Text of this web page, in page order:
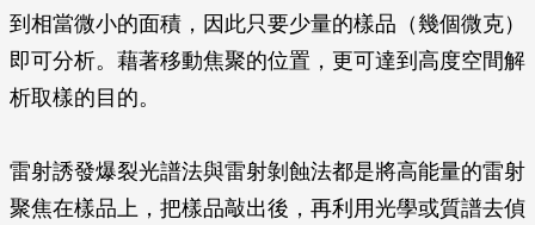
到相當微小的面積，因此只要少量的樣品（幾個微克）
即可分析。藉著移動焦聚的位置，更可達到高度空間解
析取樣的目的。
雷射誘發爆裂光譜法與雷射剝蝕法都是將高能量的雷射
聚焦在樣品上，把樣品敲出後，再利用光學或質譜去偵